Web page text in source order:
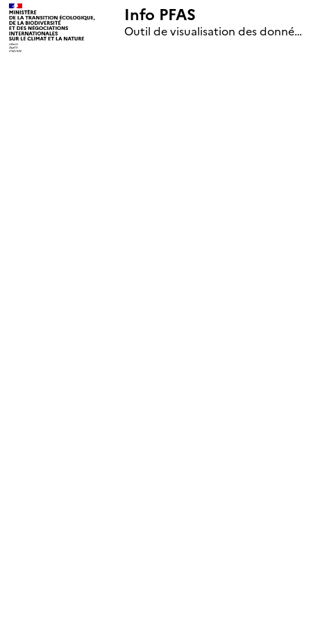
Info PFAS
Outil de visualisation des données nationales de surveillance des substances PFAS (mise à jour le 1er jour de chaque mois)
+
–